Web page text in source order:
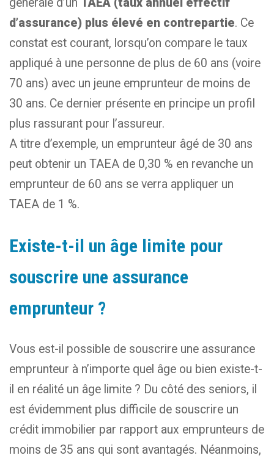
d’assurance) plus élevé en contrepartie. Ce
constat est courant, lorsqu’on compare le taux
appliqué à une personne de plus de 60 ans (voire
70 ans) avec un jeune emprunteur de moins de
30 ans. Ce dernier présente en principe un profil
plus rassurant pour l’assureur.
A titre d’exemple, un emprunteur âgé de 30 ans
peut obtenir un TAEA de 0,30 % en revanche un
emprunteur de 60 ans se verra appliquer un
TAEA de 1 %.
Existe-t-il un âge limite pour
souscrire une assurance
emprunteur ?
Vous est-il possible de souscrire une assurance
emprunteur à n’importe quel âge ou bien existe-t-
il en réalité un âge limite ? Du côté des seniors, il
est évidemment plus difficile de souscrire un
crédit immobilier par rapport aux emprunteurs de
moins de 35 ans qui sont avantagés. Néanmoins,